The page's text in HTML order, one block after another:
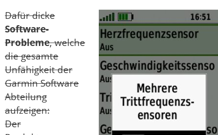
Dafür dicke
Software-
Probleme, welche
die gesamte
Unfähigkeit der
Garmin Software
Abteilung
aufzeigen:
Der